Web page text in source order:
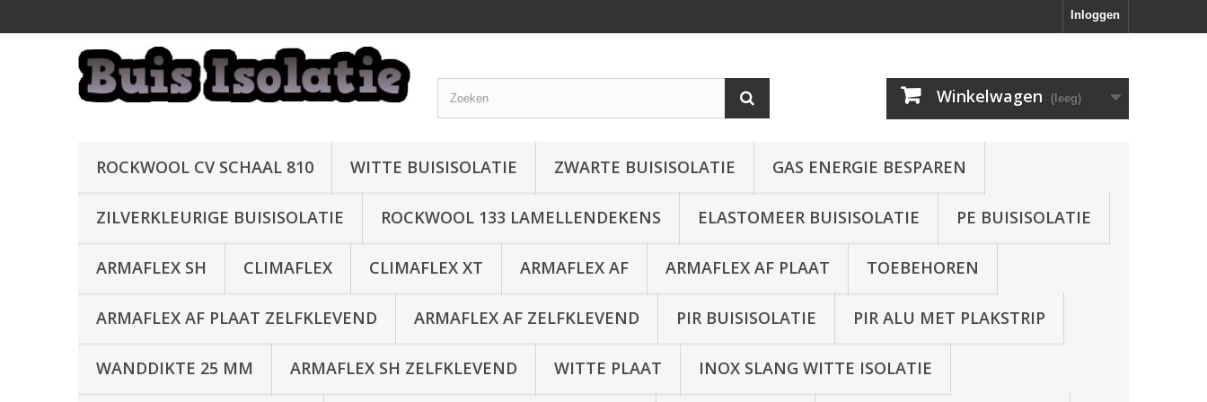
Inloggen
Winkelwagen (leeg)
ROCKWOOL CV SCHAAL 810 WITTE BUISISOLATIE ZWARTE BUISISOLATIE GAS ENERGIE BESPAREN
ZILVERKLEURIGE BUISISOLATIE ROCKWOOL 133 LAMELLENDEKENS ELASTOMEER BUISISOLATIE PE BUISISOLATIE
ARMAFLEX SH CLIMAFLEX CLIMAFLEX XT ARMAFLEX AF ARMAFLEX AF PLAAT TOEBEHOREN
ARMAFLEX AF PLAAT ZELFKLEVEND ARMAFLEX AF ZELFKLEVEND PIR BUISISOLATIE PIR ALU MET PLAKSTRIP
WANDDIKTE 25 MM ARMAFLEX SH ZELFKLEVEND WITTE PLAAT INOX SLANG WITTE ISOLATIE